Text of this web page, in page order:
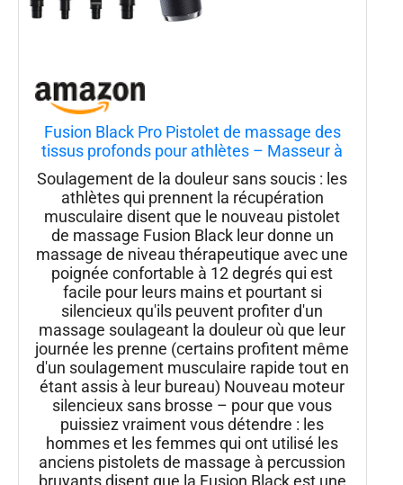
Fusion Black Pro Pistolet de massage des
tissus profonds pour athlètes – Masseur à
percussion pour soulager la douleur,
thérapie musculaire et relaxation
Soulagement de la douleur sans soucis : les
athlètes qui prennent la récupération
musculaire disent que le nouveau pistolet
de massage Fusion Black leur donne un
massage de niveau thérapeutique avec une
poignée confortable à 12 degrés qui est
facile pour leurs mains et pourtant si
silencieux qu'ils peuvent profiter d'un
massage soulageant la douleur où que leur
journée les prenne (certains profitent même
d'un soulagement musculaire rapide tout en
étant assis à leur bureau) Nouveau moteur
silencieux sans brosse – pour que vous
puissiez vraiment vous détendre : les
hommes et les femmes qui ont utilisé les
anciens pistolets de massage à percussion
bruyants disent que la Fusion Black est une